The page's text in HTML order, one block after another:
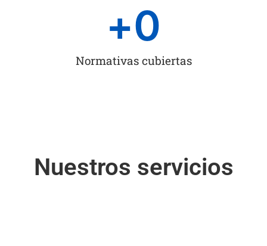
Normativas cubiertas
+0
Nuestros servicios